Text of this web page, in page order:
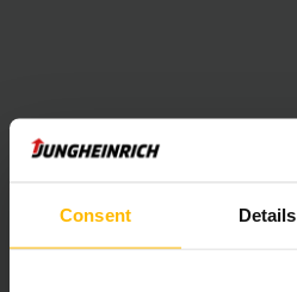
Consent Details